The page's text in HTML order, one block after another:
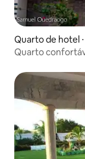
Quarto de hotel
Quarto